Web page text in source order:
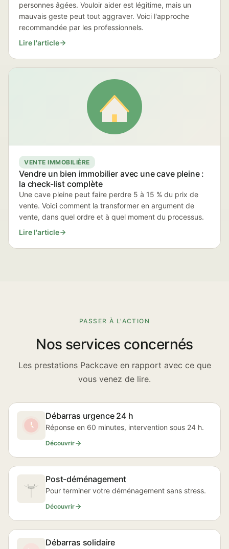
personnes âgées. Vouloir aider est légitime, mais un
mauvais geste peut tout aggraver. Voici l'approche
recommandée par les professionnels.
Lire l'article
VENTE IMMOBILIÈRE
Vendre un bien immobilier avec une cave pleine :
la check-list complète
Une cave pleine peut faire perdre 5 à 15 % du prix de
vente. Voici comment la transformer en argument de
vente, dans quel ordre et à quel moment du processus.
Lire l'article
PASSER À L'ACTION
Nos services concernés
Les prestations Packcave en rapport avec ce que
vous venez de lire.
Débarras urgence 24 h
Réponse en 60 minutes, intervention sous 24 h.
Découvrir
Post-déménagement
Pour terminer votre déménagement sans stress.
Découvrir
Débarras solidaire